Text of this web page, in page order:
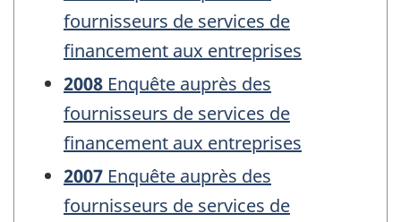
fournisseurs de services de
financement aux entreprises
2008 Enquête auprès des
fournisseurs de services de
financement aux entreprises
2007 Enquête auprès des
fournisseurs de services de